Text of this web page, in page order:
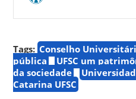
Tags: Conselho
pública
UFSC um
da sociedade
Catarina UFSC